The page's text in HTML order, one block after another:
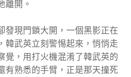
離開。
發現門鎖大開，一個黑影正在
韓武英立刻警惕起來，悄悄走
覺，用打火機混淆了韓武英的
有熟悉的手臂，正是那天撞死